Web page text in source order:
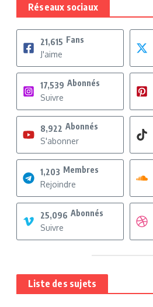
Réseaux sociaux
21,615 Fans
J'aime
17,539 Abonnés
Suivre
8,922 Abonnés
S'abonner
1,203 Membres
Rejoindre
25,096 Abonnés
Suivre
Liste des sujets